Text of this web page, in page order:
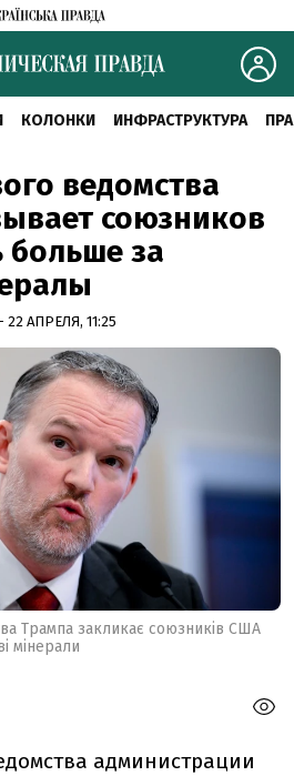
КОЛОНКИ ИНФРАСТРУКТУРА
ведомства
союзников
за
22 АПРЕЛЯ, 11:25
Трампа закликає союзників США
мінерали
администрации